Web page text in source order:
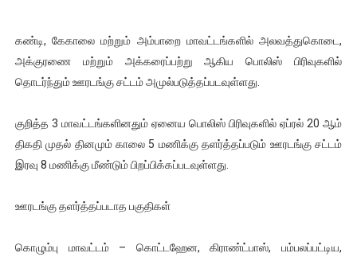
கண்டி, கேகாலை மற்றும் அம்பாறை மாவட்டங்களில் அலவத்துகொடை,
அக்குரணை மற்றும் அக்கரைப்பற்று ஆகிய பொலிஸ் பிரிவுகளில்
தொடர்ந்தும் ஊரடங்கு சட்டம் அமுல்படுத்தப்படவுள்ளது.
குறித்த 3 மாவட்டங்களினதும் ஏனைய பொலிஸ் பிரிவுகளில் ஏப்ரல் 20 ஆம்
திகதி முதல் தினமும் காலை 5 மணிக்கு தளர்த்தப்படும் ஊரடங்கு சட்டம்
இரவு 8 மணிக்கு மீண்டும் பிறப்பிக்கப்படவுள்ளது.
ஊரடங்கு தளர்த்தப்படாத பகுதிகள்
கொழும்பு மாவட்டம் – கொட்டஹேன, கிராண்ட்பாஸ், பம்பலப்பட்டிய,